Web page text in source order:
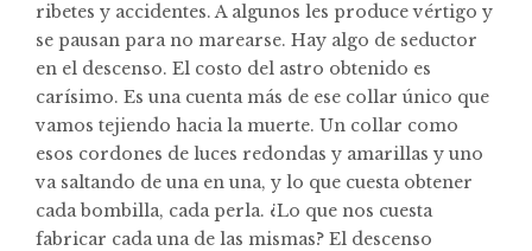
ribetes y accidentes. A algunos les produce vértigo y
se pausan para no marearse. Hay algo de seductor
en el descenso. El costo del astro obtenido es
carísimo. Es una cuenta más de ese collar único que
vamos tejiendo hacia la muerte. Un collar como
esos cordones de luces redondas y amarillas y uno
va saltando de una en una, y lo que cuesta obtener
cada bombilla, cada perla. ¿Lo que nos cuesta
fabricar cada una de las mismas? El descenso